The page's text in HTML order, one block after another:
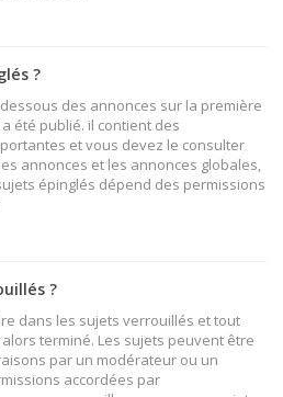
?
des annonces sur la première
été publié. il contient des
et vous devez le consulter
annonces et les annonces globales,
épinglés dépend des permissions
?
dans les sujets verrouillés et tout
terminé. Les sujets peuvent être
par un modérateur ou un
accordées par